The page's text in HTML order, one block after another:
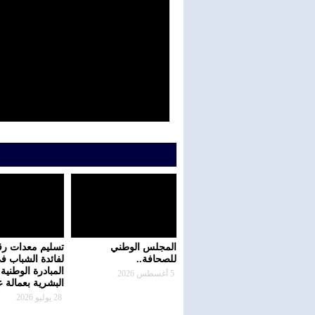
المجلس الوطني
للصحافة..
تسليم معدات
لفائدة الشباب
المبادرة
البشرية